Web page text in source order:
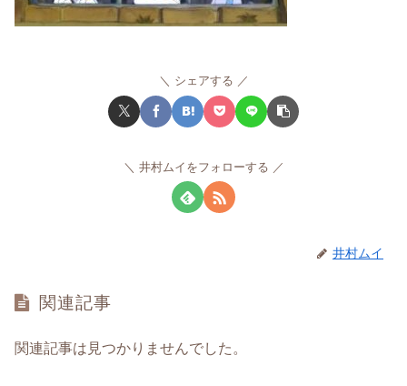
シェアする
井村ムイをフォローする
井村ムイ
関連記事
関連記事は見つかりませんでした。